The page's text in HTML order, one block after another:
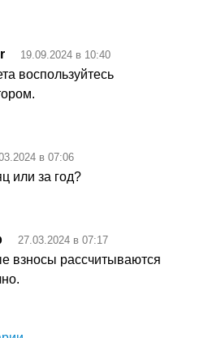
19.09.2024 в 10:40
воспользуйтесь
в 07:06
или за год?
27.03.2024 в 07:17
взносы рассчитываются